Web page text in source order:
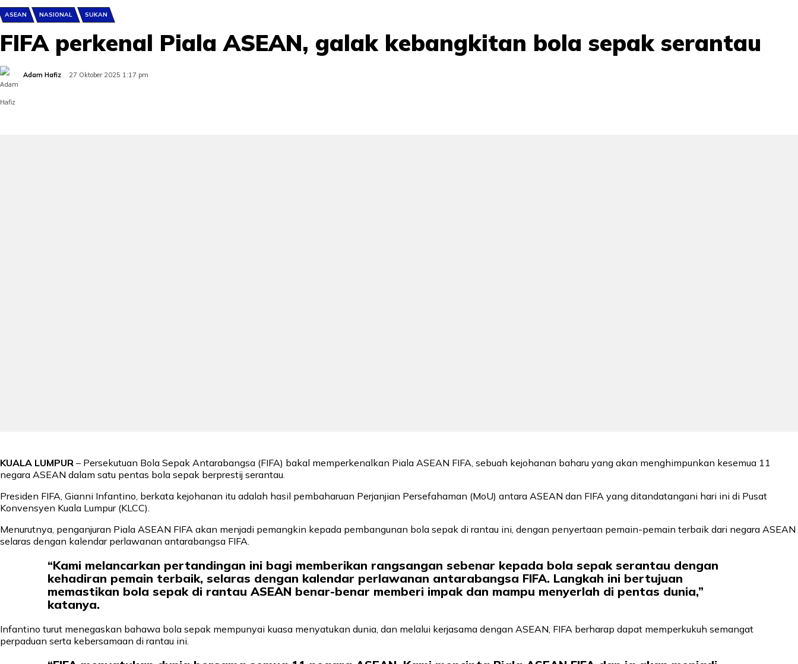
ASEAN NASIONAL SUKAN
FIFA perkenal Piala ASEAN, galak kebangkitan bola sepak serantau
Adam Hafiz 27 Oktober 2025 1:17 pm
KUALA LUMPUR – Persekutuan Bola Sepak Antarabangsa (FIFA) bakal memperkenalkan Piala ASEAN FIFA, sebuah kejohanan baharu yang akan menghimpunkan kesemua 11
negara ASEAN dalam satu pentas bola sepak berprestij serantau.
Presiden FIFA, Gianni Infantino, berkata kejohanan itu adalah hasil pembaharuan Perjanjian Persefahaman (MoU) antara ASEAN dan FIFA yang ditandatangani hari ini di Pusat
Konvensyen Kuala Lumpur (KLCC).
Menurutnya, penganjuran Piala ASEAN FIFA akan menjadi pemangkin kepada pembangunan bola sepak di rantau ini, dengan penyertaan pemain-pemain terbaik dari negara ASEAN
selaras dengan kalendar perlawanan antarabangsa FIFA.
“Kami melancarkan pertandingan ini bagi memberikan rangsangan sebenar kepada bola sepak serantau dengan
kehadiran pemain terbaik, selaras dengan kalendar perlawanan antarabangsa FIFA. Langkah ini bertujuan
memastikan bola sepak di rantau ASEAN benar-benar memberi impak dan mampu menyerlah di pentas dunia,”
katanya.
Infantino turut menegaskan bahawa bola sepak mempunyai kuasa menyatukan dunia, dan melalui kerjasama dengan ASEAN, FIFA berharap dapat memperkukuh semangat
perpaduan serta kebersamaan di rantau ini.